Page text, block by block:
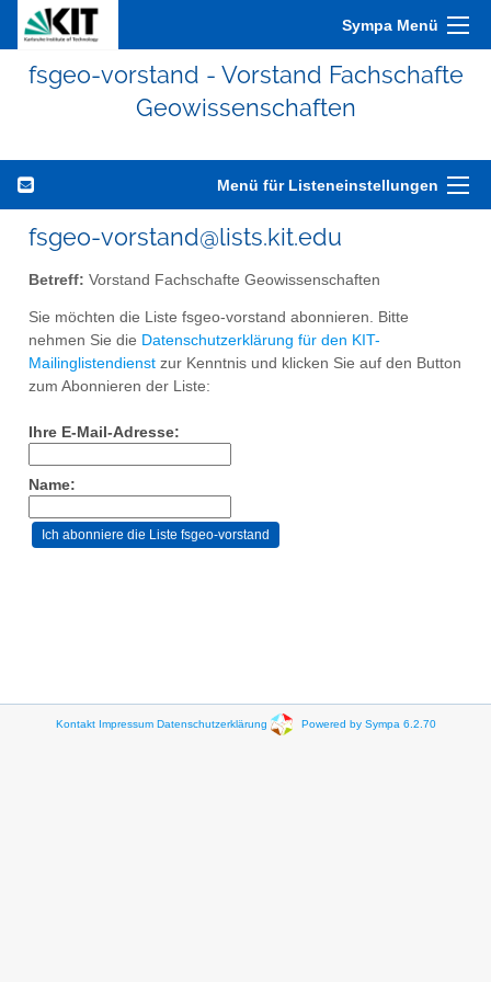
Sympa Menü
fsgeo-vorstand - Vorstand Fachschafte
Geowissenschaften
Menü für Listeneinstellungen
fsgeo-vorstand@lists.kit.edu
Betreff: Vorstand Fachschafte Geowissenschaften
Sie möchten die Liste fsgeo-vorstand abonnieren. Bitte
nehmen Sie die Datenschutzerklärung für den KIT-
Mailinglistendienst zur Kenntnis und klicken Sie auf den Button
zum Abonnieren der Liste:
Ihre E-Mail-Adresse:
Name:
Kontakt Impressum Datenschutzerklärung Powered by Sympa 6.2.70